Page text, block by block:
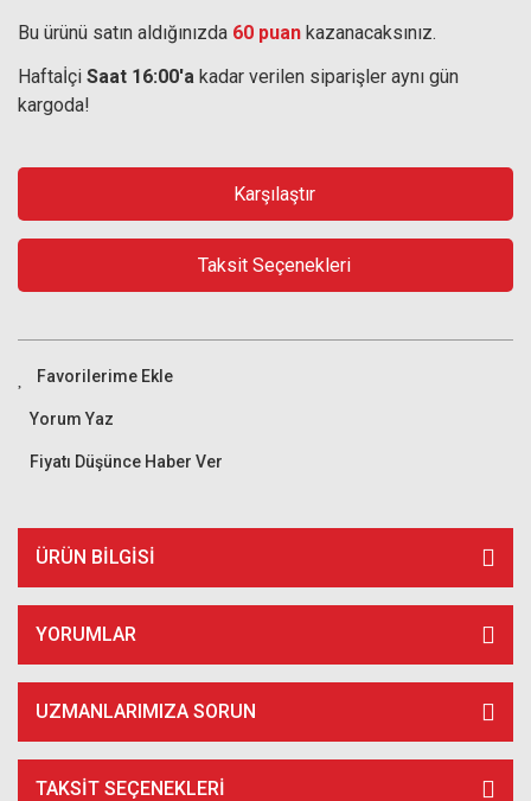
Bu ürünü satın aldığınızda 60 puan kazanacaksınız.
Haftaİçi Saat 16:00'a kadar verilen siparişler aynı gün
kargoda!
Karşılaştır
Taksit Seçenekleri
Yorum Yaz
Fiyatı Düşünce Haber Ver
ÜRÜN BILGISI
YORUMLAR
UZMANLARIMIZA SORUN
TAKSIT SEÇENEKLERI